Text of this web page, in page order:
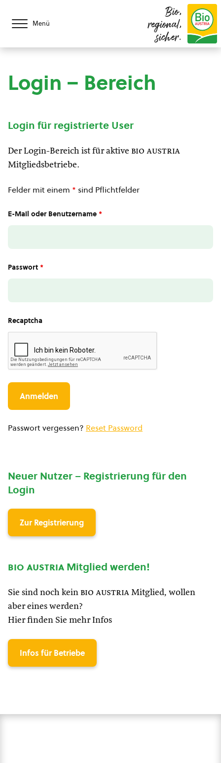
Menü
Bio,
regional,
sicher.
Login – Bereich
Login für registrierte User
Der Login-Bereich ist für aktive bio austria
Mitgliedsbetriebe.
Felder mit einem * sind Pflichtfelder
E-Mail oder Benutzername *
Passwort *
Recaptcha
Passwort vergessen? Reset Password
Neuer Nutzer – Registrierung für den
Login
Zur Registrierung
bio austria Mitglied werden!
Sie sind noch kein bio austria Mitglied, wollen
aber eines werden?
Hier finden Sie mehr Infos
Infos für Betriebe